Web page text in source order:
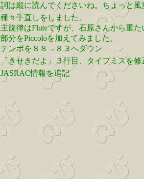
詞は縦に読んでくださいね。ちょっと
種々手直しをしました。
主旋律はFluteですが、石原さんから重
部分をPiccoloを加えてみました。
テンポを８８→８３へダウン
「きせきだよ」３行目、タイプミスを修
JASRAC情報を追記